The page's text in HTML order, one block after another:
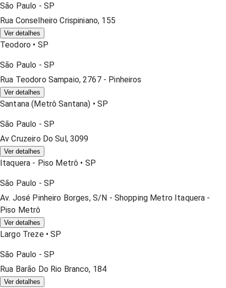
São Paulo - SP
Rua Conselheiro Crispiniano, 155
Ver detalhes
Teodoro • SP
São Paulo - SP
Rua Teodoro Sampaio, 2767 - Pinheiros
Ver detalhes
Santana (metrô Santana) • SP
São Paulo - SP
Av Cruzeiro Do Sul, 3099
Ver detalhes
Itaquera - Piso Metrô • SP
São Paulo - SP
Av. José Pinheiro Borges, S/n - Shopping Metro Itaquera -
Piso Metrô
Ver detalhes
Largo Treze• SP
São Paulo - SP
Rua Barão Do Rio Branco, 184
Ver detalhes